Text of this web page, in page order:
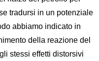
tradursi in un potenziale
abbiamo indicato in
della reazione del
stessi effetti distorsivi